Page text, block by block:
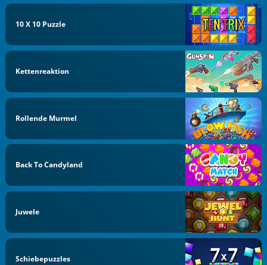
10 X 10 Puzzle
Kettenreaktion
Rollende Murmel
Back To Candyland
Juwele
Schiebepuzzles